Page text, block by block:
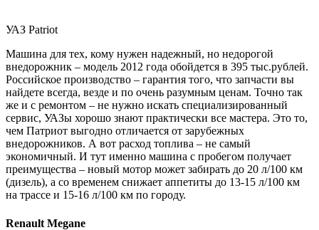
УАЗ Patriot
Машина для тех, кому нужен надежный, но недорогой
внедорожник – модель 2012 года обойдется в 395 тыс.рублей.
Российское производство – гарантия того, что запчасти вы
найдете всегда, везде и по очень разумным ценам. Точно так
же и с ремонтом – не нужно искать специализированный
сервис, УАЗы хорошо знают практически все мастера. Это то,
чем Патриот выгодно отличается от зарубежных
внедорожников. А вот расход топлива – не самый
экономичный. И тут именно машина с пробегом получает
преимущества – новый мотор может забирать до 20 л/100 км
(дизель), а со временем снижает аппетиты до 13-15 л/100 км
на трассе и 15-16 л/100 км по городу.
Renault Megane